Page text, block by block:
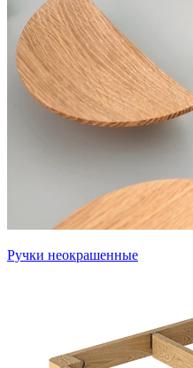
Ручки неокрашенные